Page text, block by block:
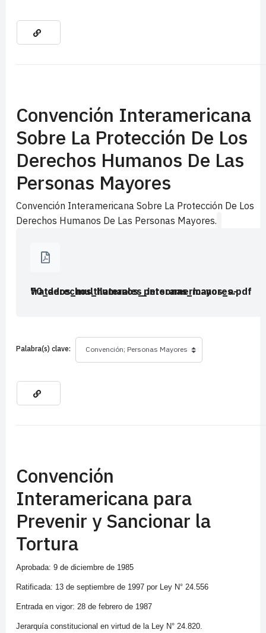
Convención Interamericana
Sobre La Protección De Los
Derechos Humanos De Las
Personas Mayores
Convención Interamericana Sobre La Protección De Los
Derechos Humanos De Las Personas Mayores.
tratados_multilaterales_interamericanos_a-70_derechos_humanos_personas_mayores.pdf
Palabra(s) clave:
Convención
Interamericana para
Prevenir y Sancionar la
Tortura
Aprobada: 9 de diciembre de 1985
Ratificada: 13 de septiembre de 1997 por Ley N° 24.556
Entrada en vigor: 28 de febrero de 1987
Jerarquía constitucional en virtud de la Ley N° 24.820.